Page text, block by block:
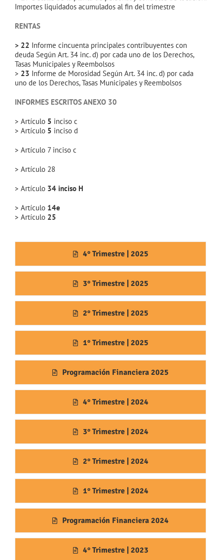
Importes liquidados acumulados al fin del trimestre
RENTAS
> 22 Informe cincuenta principales contribuyentes con
deuda Según Art. 34 inc. d) por cada uno de los Derechos,
Tasas Municipales y Reembolsos
> 23 Informe de Morosidad Según Art. 34 inc. d) por cada
uno de los Derechos, Tasas Municipales y Reembolsos
INFORMES ESCRITOS ANEXO 30
> Artículo 5 inciso c
> Artículo 5 inciso d
> Artículo 7 inciso c
> Artículo 28
> Artículo 34 inciso H
> Artículo 14e
> Artículo 25
4° Trimestre | 2025
3° Trimestre | 2025
2° Trimestre | 2025
1° Trimestre | 2025
Programación Financiera 2025
4° Trimestre | 2024
3° Trimestre | 2024
2° Trimestre | 2024
1° Trimestre | 2024
Programación Financiera 2024
4° Trimestre | 2023